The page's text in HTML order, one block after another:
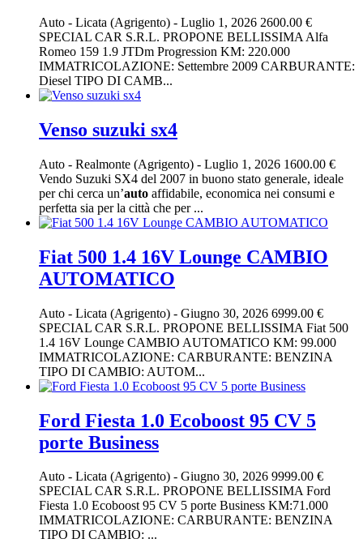
Auto - Licata (Agrigento) - Luglio 1, 2026 2600.00 €
SPECIAL CAR S.R.L. PROPONE BELLISSIMA Alfa
Romeo 159 1.9 JTDm Progression KM: 220.000
IMMATRICOLAZIONE: Settembre 2009 CARBURANTE:
Diesel TIPO DI CAMB...
Venso suzuki sx4
Auto - Realmonte (Agrigento) - Luglio 1, 2026 1600.00 €
Vendo Suzuki SX4 del 2007 in buono stato generale, ideale
per chi cerca un’auto affidabile, economica nei consumi e
perfetta sia per la città che per ...
Fiat 500 1.4 16V Lounge CAMBIO
AUTOMATICO
Auto - Licata (Agrigento) - Giugno 30, 2026 6999.00 €
SPECIAL CAR S.R.L. PROPONE BELLISSIMA Fiat 500
1.4 16V Lounge CAMBIO AUTOMATICO KM: 99.000
IMMATRICOLAZIONE: CARBURANTE: BENZINA
TIPO DI CAMBIO: AUTOM...
Ford Fiesta 1.0 Ecoboost 95 CV 5
porte Business
Auto - Licata (Agrigento) - Giugno 30, 2026 9999.00 €
SPECIAL CAR S.R.L. PROPONE BELLISSIMA Ford
Fiesta 1.0 Ecoboost 95 CV 5 porte Business KM:71.000
IMMATRICOLAZIONE: CARBURANTE: BENZINA
TIPO DI CAMBIO: ...